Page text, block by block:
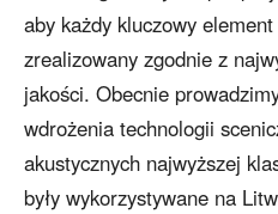
aby każdy kluczowy
zrealizowany zgodnie z
jakości. Obecnie
wdrożenia technologii
akustycznych najwyższej
były wykorzystywane na